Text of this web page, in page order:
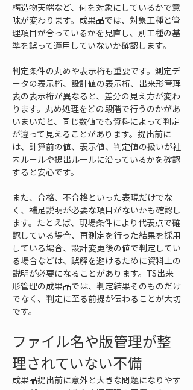
構造物天端など、何を対象にしているかで意
味が変わります。成果品では、対象工種と管
理項目が合っているかを見直し、別工種の基
準を誤って適用していないか確認します。
判定条件の丸めや表示桁も重要です。測定デ
ータの表示桁、設計値の表示桁、出来形管理
表の表示桁が異なると、差分の見え方が変わ
ります。丸め処理をどの段階で行うのかがあ
いまいだと、同じ数値でも資料によって判定
が違って見えることがあります。提出前に
は、計算前の値、表示値、判定値の扱いが社
内ルールや提出ルールに沿っているかを確認
すると安心です。
また、合格、不合格といった表現だけでな
く、補足説明が必要な項目がないかも確認し
ます。たとえば、現場条件により代表点で確
認している場合、再測定を行った結果を採用
している場合、設計変更後の値で判定してい
る場合などは、誤解を避けるために資料上の
説明が必要になることがあります。TS出来
形管理の成果品では、判定結果そのものだけ
でなく、判定に至る前提が伝わることが大切
です。
ファイル名や版管理が整
理されていない不備
成果品提出前に意外と大きな問題になりやす